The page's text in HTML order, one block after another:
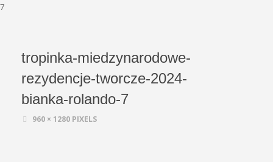
tropinka-miedzynarodowe-
rezydencje-tworcze-2024-
bianka-rolando-7
960 × 1280 PIXELS